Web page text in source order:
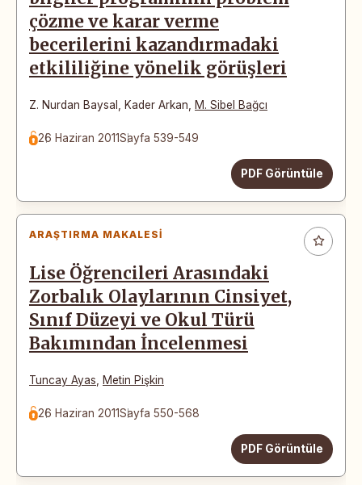
çözme ve karar verme
becerilerini kazandırmadaki
etkililiğine yönelik görüşleri
Z. Nurdan Baysal Kader Arkan M. Sibel Bağcı
26 Haziran 2011Sayfa 539-549
PDF Görüntüle
ARAŞTIRMA MAKALESI
Lise Öğrencileri Arasındaki
Zorbalık Olaylarının Cinsiyet,
Sınıf Düzeyi ve Okul Türü
Bakımından İncelenmesi
Tuncay Ayas Metin Pişkin
26 Haziran 2011Sayfa 550-568
PDF Görüntüle